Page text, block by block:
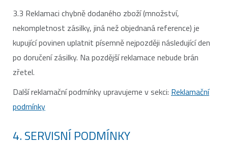
3.3 Reklamaci chybně dodaného zboží (množství,
nekompletnost zásilky, jiná než objednaná reference) je
kupující povinen uplatnit písemně nejpozději následující den
po doručení zásilky. Na pozdější reklamace nebude brán
zřetel.
Další reklamační podmínky upravujeme v sekci: Reklamační
podmínky
4. SERVISNÍ PODMÍNKY